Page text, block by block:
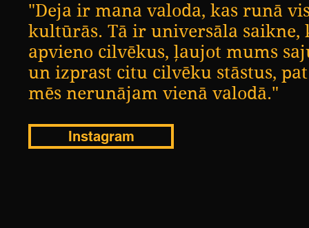
"Deja ir mana valoda, kas runā
kultūrās. Tā ir universāla saikne,
apvieno cilvēkus, ļaujot mums
un izprast citu cilvēku stāstus,
mēs nerunājam vienā valodā."
Instagram